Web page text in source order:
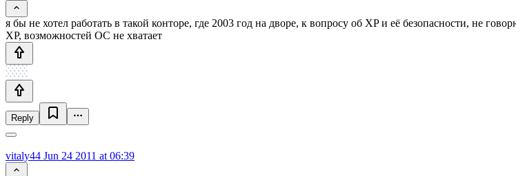
я бы не хотел работать в такой конторе, где 2003 год на дворе, к вопросу об XP и её безопасности, не
XP, возможностей ОС не хватает
Reply
vitaly44 Jun 24 2011 at 06:39